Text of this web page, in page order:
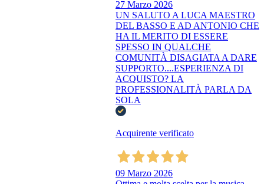
27 Marzo 2026
UN SALUTO A LUCA MAESTRO
DEL BASSO E AD ANTONIO CHE
HA IL MERITO DI ESSERE
SPESSO IN QUALCHE
COMUNITÀ DISAGIATA A DARE
SUPPORTO....ESPERIENZA DI
ACQUISTO? LA
PROFESSIONALITÀ PARLA DA
SOLA
Acquirente verificato
09 Marzo 2026